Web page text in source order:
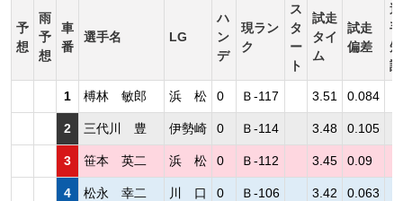
予
想
雨
予
想
車
番
選手名 LG
ハ
ン
デ
現ラン
ク
ス
タ
ー
ト
試走
タイ
ム
試走
偏差
選
手
短
評
1 榑林 敏郎 浜 松 0 Ｂ-117 3.51 0.084
2 三代川 豊 伊勢崎 0 Ｂ-114 3.48 0.105
3 笹本 英二 浜 松 0 Ｂ-112 3.45 0.09
4 松永 幸二 川 口 0 Ｂ-106 3.42 0.063